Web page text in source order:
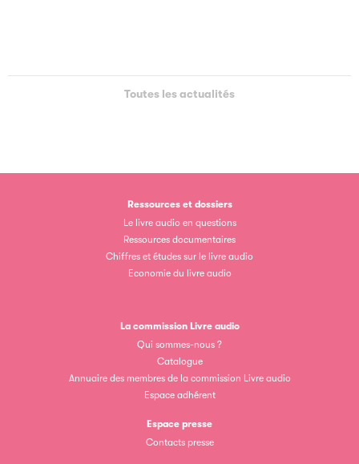
Toutes les actualités
Ressources et dossiers
Le livre audio en questions
Ressources documentaires
Chiffres et études sur le livre audio
Economie du livre audio
La commission Livre audio
Qui sommes-nous ?
Catalogue
Annuaire des membres de la commission Livre audio
Espace adhérent
Espace presse
Contacts presse